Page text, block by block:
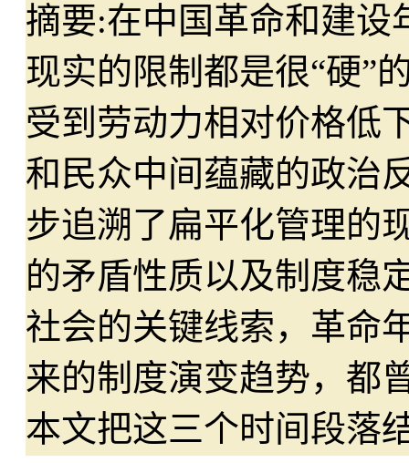
摘要:在中国革命和建设
现实的限制都是很“硬”
受到劳动力相对价格低
和民众中间蕴藏的政治
步追溯了扁平化管理的
的矛盾性质以及制度稳
社会的关键线索，革命
来的制度演变趋势，都
本文把这三个时间段落